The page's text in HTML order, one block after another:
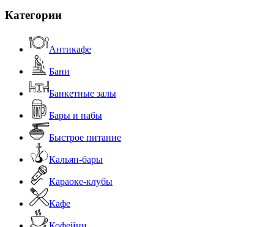
Категории
Антикафе
Бани
Банкетные залы
Бары и пабы
Быстрое питание
Кальян-бары
Караоке-клубы
Кафе